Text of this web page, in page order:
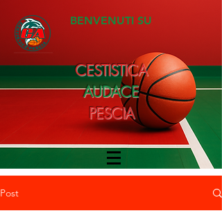
BENVENUTI SU
CESTISTICA
AUDACE
PESCIA
Post